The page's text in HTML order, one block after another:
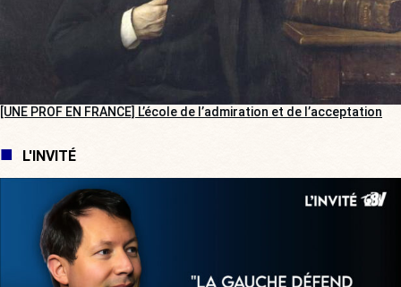
[UNE PROF EN FRANCE] L’école de l’admiration et de l’acceptation
L'INVITÉ